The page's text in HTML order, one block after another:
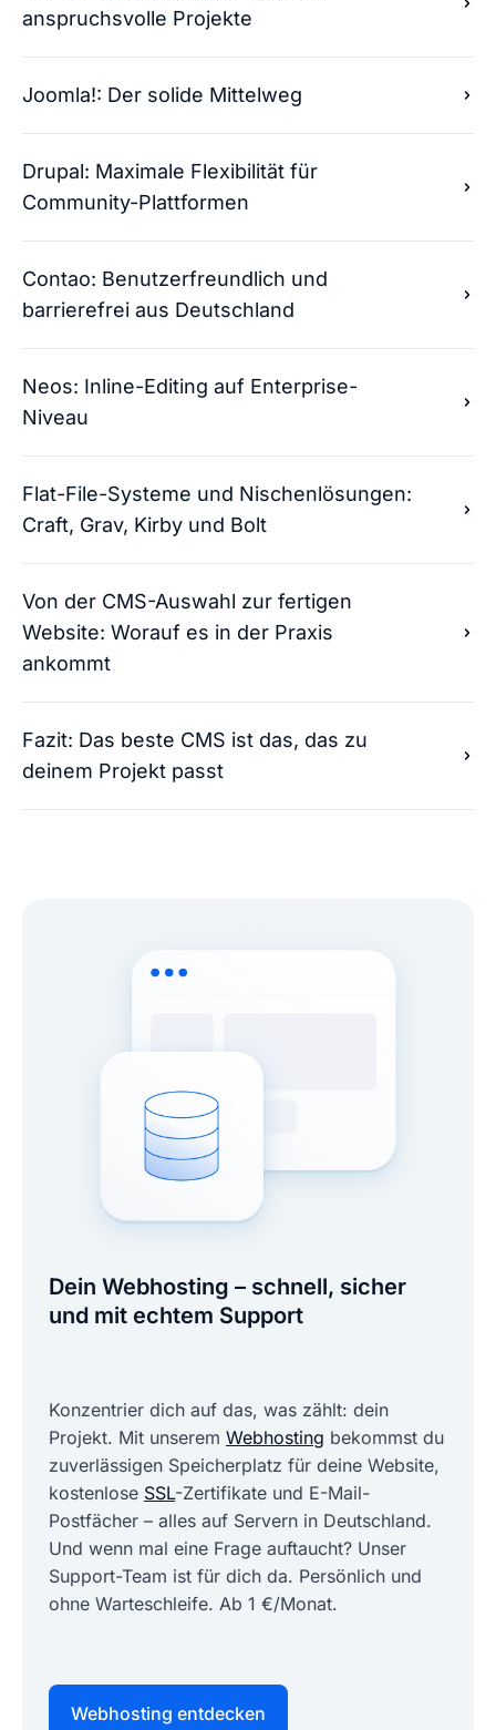
anspruchsvolle Projekte
Joomla!: Der solide Mittelweg
Drupal: Maximale Flexibilität für
Community-Plattformen
Contao: Benutzerfreundlich und
barrierefrei aus Deutschland
Neos: Inline-Editing auf Enterprise-
Niveau
Flat-File-Systeme und Nischenlösungen:
Craft, Grav, Kirby und Bolt
Von der CMS-Auswahl zur fertigen
Website: Worauf es in der Praxis
ankommt
Fazit: Das beste CMS ist das, das zu
deinem Projekt passt
Dein Webhosting – schnell, sicher
und mit echtem Support
Konzentrier dich auf das, was zählt: dein
Projekt. Mit unserem Webhosting bekommst du
zuverlässigen Speicherplatz für deine Website,
kostenlose SSL-Zertifikate und E-Mail-
Postfächer – alles auf Servern in Deutschland.
Und wenn mal eine Frage auftaucht? Unser
Support-Team ist für dich da. Persönlich und
ohne Warteschleife. Ab 1 €/Monat.
Webhosting entdecken